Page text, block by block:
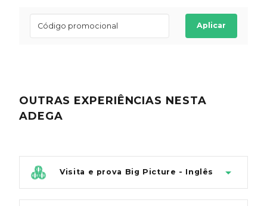
Aplicar
OUTRAS EXPERIÊNCIAS NESTA
ADEGA
Visita e prova Big Picture - Inglês